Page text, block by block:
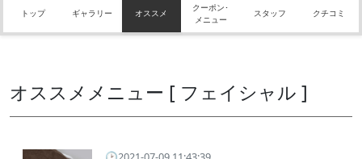
トップ ギャラリー オススメ
クーポン･
メニュー
スタッフ クチコミ
オススメメニュー [ フェイシャル ]